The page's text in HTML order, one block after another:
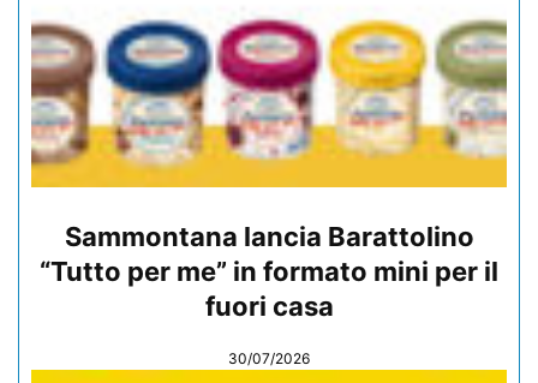
Sammontana lancia Barattolino
“Tutto per me” in formato mini per il
fuori casa
30/07/2026